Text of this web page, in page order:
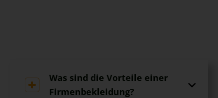
Was sind die Vorteile einer
Firmenbekleidung?